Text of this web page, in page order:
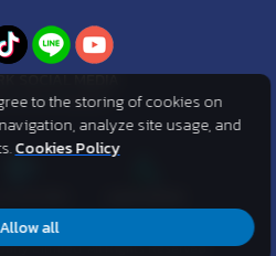
SOCIAL MEDIA
าวสารจาก PlayPark
Rights Reserved. ©2012 Asphere
Limited. All Rights Reserved.
to the storing of cookies on
analyze site usage, and
Cookies Policy
Allow all